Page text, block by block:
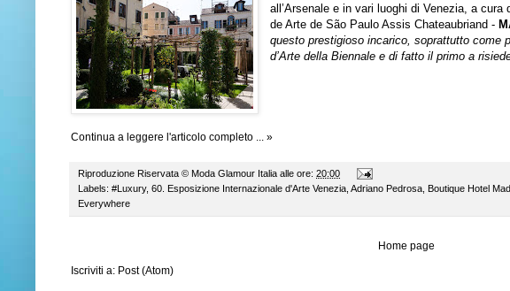
all’Arsenale e in vari luoghi di Venezia, a cura
de Arte de São Paulo Assis Chateaubriand -
questo prestigioso incarico, soprattutto come
d’Arte della Biennale e di fatto il primo a
Continua a leggere l'articolo completo ... »
Riproduzione Riservata © Moda Glamour Italia alle ore: 20:00
Labels: #Luxury, 60. Esposizione Internazionale d'Arte Venezia Adriano Pedrosa Boutique Hotel
Everywhere
Home page
Iscriviti a: Post (Atom)